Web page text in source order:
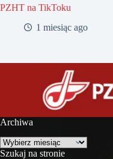
PZHT na TikToku
1 miesiąc ago
Archiwa
Archiwa
Szukaj na stronie